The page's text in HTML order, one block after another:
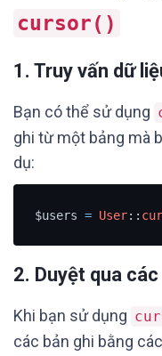
cursor()
1. Truy vấn dữ
Bạn có thể sử dụng
ghi từ một bảng mà
dụ:
$users = User::
2. Duyệt qua
Khi bạn sử dụng
các bản ghi bằng